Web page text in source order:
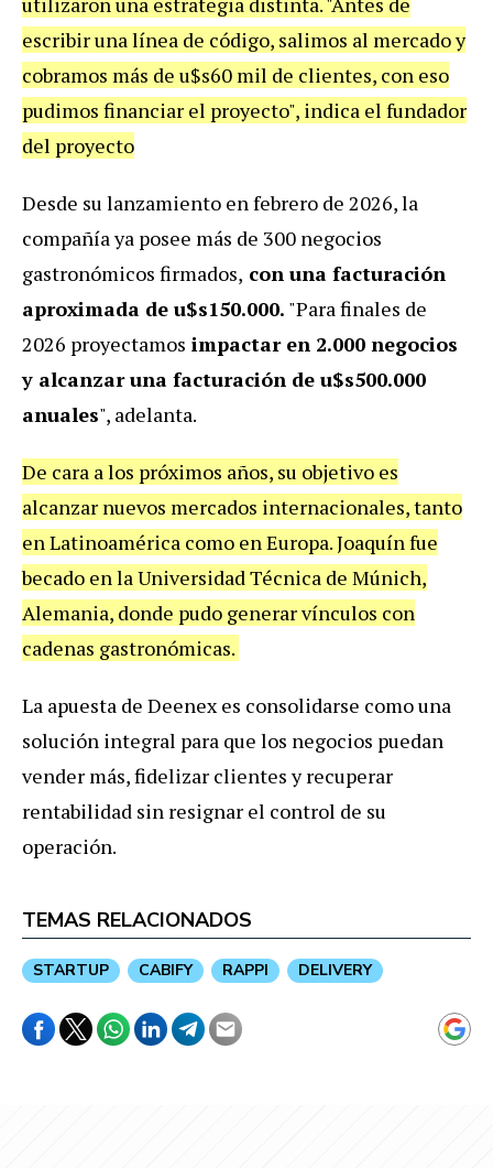
escribir una línea de código, salimos al mercado y
cobramos más de u$s60 mil de clientes, con eso
pudimos financiar el proyecto", indica el fundador
del proyecto
Desde su lanzamiento en febrero de 2026, la
compañía ya posee más de 300 negocios
gastronómicos firmados, con una facturación
aproximada de u$s150.000. "Para finales de
2026 proyectamos impactar en 2.000 negocios
y alcanzar una facturación de u$s500.000
anuales", adelanta.
De cara a los próximos años, su objetivo es
alcanzar nuevos mercados internacionales, tanto
en Latinoamérica como en Europa. Joaquín fue
becado en la Universidad Técnica de Múnich,
Alemania, donde pudo generar vínculos con
cadenas gastronómicas.
La apuesta de Deenex es consolidarse como una
solución integral para que los negocios puedan
vender más, fidelizar clientes y recuperar
rentabilidad sin resignar el control de su
operación.
TEMAS RELACIONADOS
STARTUP CABIFY RAPPI DELIVERY